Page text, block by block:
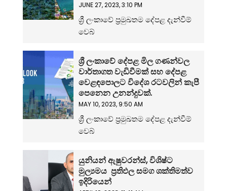
JUNE 27, 2023, 3:10 PM
ශ්‍රී ලංකාවේ ප්‍රමුඛතම දේපළ දැන්වීම්
වෙබ්
ශ්‍රී ලංකාවේ දේපළ මිල ගණන්වල
වාර්තාගත වැඩිවීමක් සහ දේපළ
වෙළඳපොලට විදේශ රටවලින් කැපී
පෙනෙන උනන්දුවක්.
MAY 10, 2023, 9:50 AM
ශ්‍රී ලංකාවේ ප්‍රමුඛතම දේපළ දැන්වීම්
වෙබ්
යුනියන් ඇෂුවරන්ස්, විශිෂ්ට
මුල්‍යමය ප්‍රතිඵල සමග ශක්තිමත්ව
ඉදිරියෙන්